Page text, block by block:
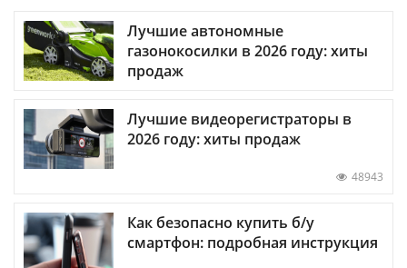
Лучшие автономные
газонокосилки в 2026 году: хиты
продаж
Лучшие видеорегистраторы в
2026 году: хиты продаж
48943
Как безопасно купить б/у
смартфон: подробная инструкция